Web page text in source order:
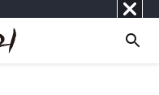
닫
기